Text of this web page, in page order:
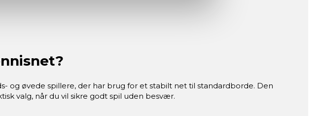
og øvede spillere, der har brug for et stabilt net til standardborde. Den
valg, når du vil sikre godt spil uden besvær.